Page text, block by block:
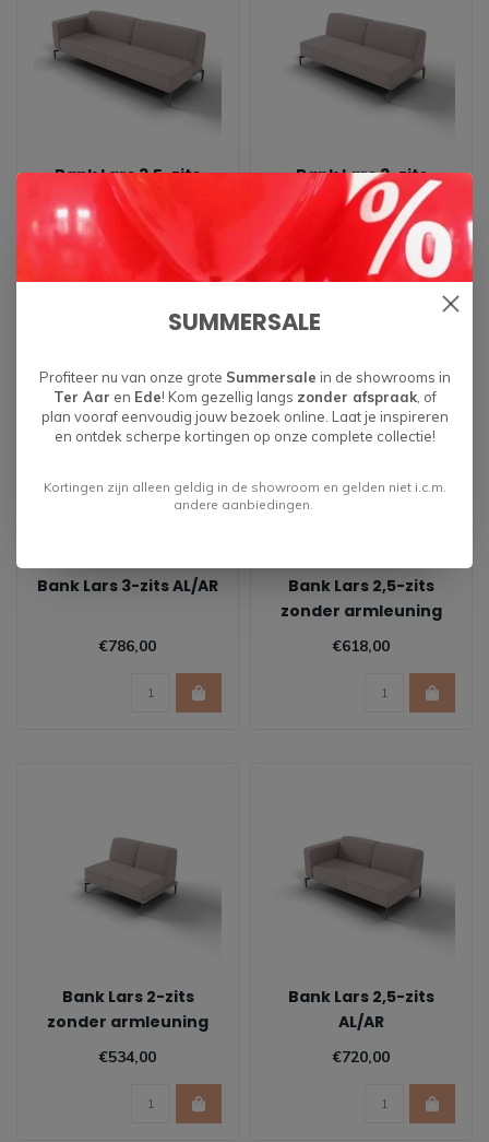
Bank Lars 3,5-zits
AL/AR
€983,00
Bank Lars 3-zits
zonder armleuning
€741,00
Bank Lars 3-zits AL/AR
€786,00
Bank Lars 2,5-zits
zonder armleuning
€618,00
Bank Lars 2-zits
zonder armleuning
€534,00
Bank Lars 2,5-zits
AL/AR
€720,00
SUMMERSALE
Profiteer nu van onze grote Summersale in de showrooms in
Ter Aar en Ede! Kom gezellig langs zonder afspraak, of
plan vooraf eenvoudig jouw bezoek online. Laat je inspireren
en ontdek scherpe kortingen op onze complete collectie!
Kortingen zijn alleen geldig in de showroom en gelden niet i.c.m.
andere aanbiedingen.